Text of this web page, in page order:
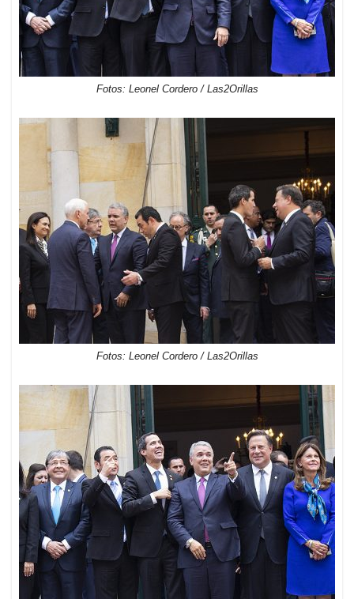
Fotos: Leonel Cordero / Las2Orillas
Fotos: Leonel Cordero / Las2Orillas